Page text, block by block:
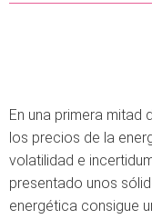
En una primera mitad
los precios de la
volatilidad e
presentado unos
energética consigue